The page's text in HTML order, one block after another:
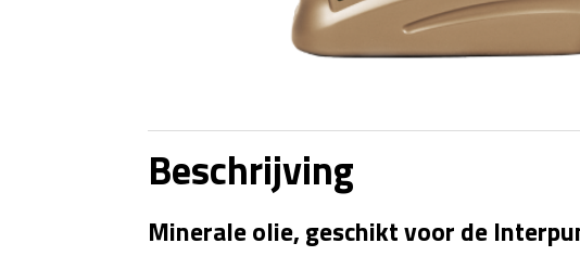
Beschrijving
Minerale olie, geschikt voor de